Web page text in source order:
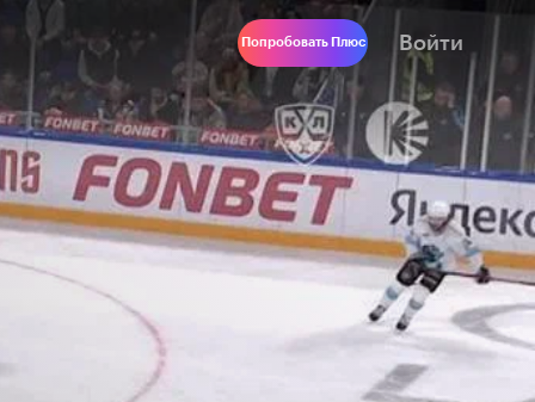
Попробовать Плюс Войти